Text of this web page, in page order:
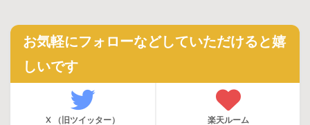
お気軽にフォローなどしていただけると嬉
しいです
X （旧ツイッター） 楽天ルーム